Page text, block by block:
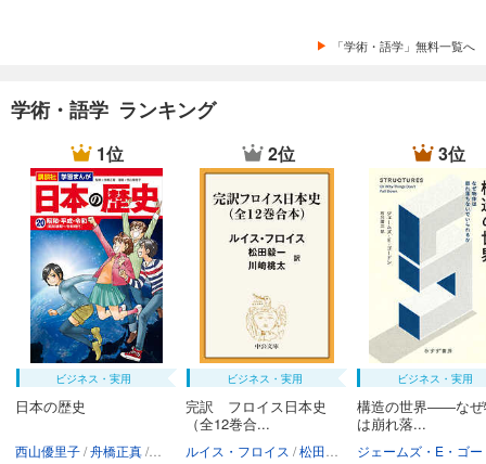
「学術・語学」無料一覧へ
学術・語学 ランキング
1位
ビジネス・実用
日本の歴史
西山優里子 舟橋正真 講談社
2位
ビジネス・実用
完訳 フロイス日本史
（全12巻合...
ルイス・フロイス 松田毅一 川崎桃太
3位
ビジネス・実用
構造の世界――なぜ
は崩れ落...